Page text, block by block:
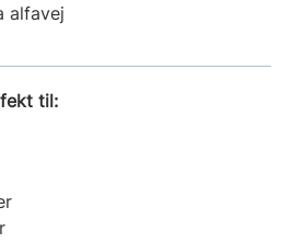
alfavej
til: